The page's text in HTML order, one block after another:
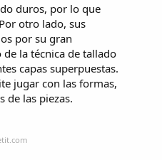
duros, por lo que
otro lado, sus
por su gran
la técnica de tallado
capas superpuestas.
jugar con las formas,
de las piezas.